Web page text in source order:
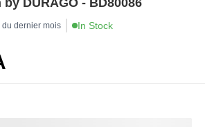
DURAGO - BD80086
dernier mois In Stock